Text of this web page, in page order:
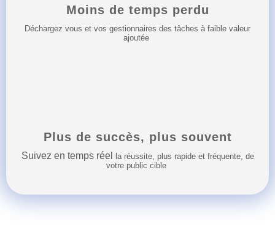
Moins de temps perdu
Déchargez vous et vos gestionnaires des tâches à faible valeur
ajoutée
Plus de succès, plus souvent
Suivez en temps réel la réussite, plus rapide et fréquente, de
votre public cible